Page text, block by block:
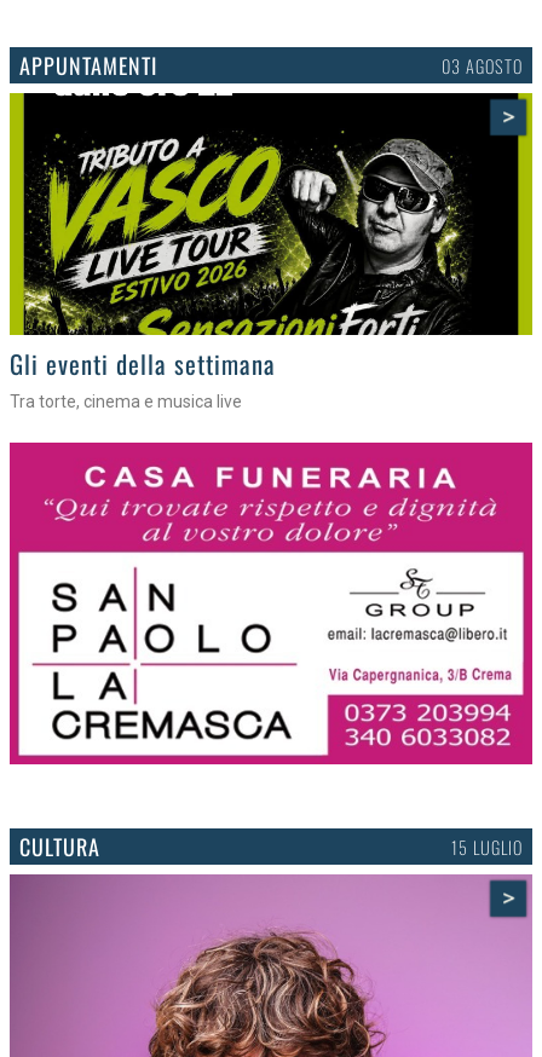
APPUNTAMENTI 03 AGOSTO
>
Gli eventi della settimana
Tra torte, cinema e musica live
CULTURA 15 LUGLIO
>